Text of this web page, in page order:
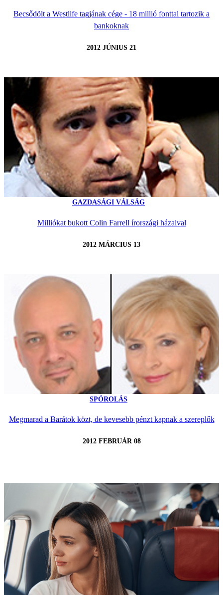
Becsődölt a Westlife tagjának cége - 18 millió fonttal tartozik a
bankoknak
2012 JÚNIUS 21
GAZDASÁGI VÁLSÁG
Milliókat bukott Colin Farrell írországi házaival
2012 MÁRCIUS 13
SPÓROLÁS
Megmarad a Barátok közt, de kevesebb pénzt kapnak a szereplők
2012 FEBRUÁR 08